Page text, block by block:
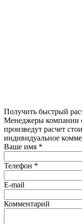
Получить быстрый
Менеджеры компании
произведут расчет
индивидуальное
Ваше имя *
Телефон *
E-mail
Комментарий